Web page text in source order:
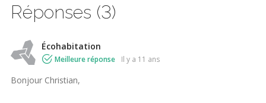
Réponses (3)
Écohabitation
Meilleure réponse il y a 11 ans
Bonjour Christian,